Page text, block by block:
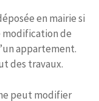
en mairie si
modification de
appartement.
des travaux.
peut modifier